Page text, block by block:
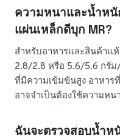
ความหนาและน้ำหนั
แผ่นเหล็กดีบุก MR?
สำหรับอาหารและสินค้าแ
2.8/2.8 หรือ 5.6/5.6 กรัม
ที่มีความเข้มข้นสูง อาหาร
อาจจำเป็นต้องใช้ความห
ฉันจะตรวจสอบน้ำห